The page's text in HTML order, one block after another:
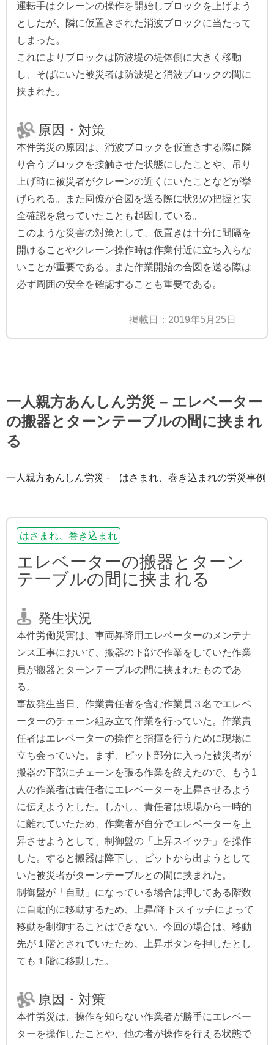
運転手はクレーンの操作を開始しブロックを上げよう
としたが、隣に仮置きされた消波ブロックに当たって
しまった。
これによりブロックは防波堤の堤体側に大きく移動
し、そばにいた被災者は防波堤と消波ブロックの間に
挟まれた。
原因・対策
本件労災の原因は、消波ブロックを仮置きする際に隣
り合うブロックを接触させた状態にしたことや、吊り
上げ時に被災者がクレーンの近くにいたことなどが挙
げられる。また同僚が合図を送る際に状況の把握と安
全確認を怠っていたことも起因している。
このような災害の対策として、仮置きは十分に間隔を
開けることやクレーン操作時は作業付近に立ち入らな
いことが重要である。また作業開始の合図を送る際は
必ず周囲の安全を確認することも重要である。
掲載日：2019年5月25日
一人親方あんしん労災 – エレベーター
の搬器とターンテーブルの間に挟まれ
る
一人親方あんしん労災 - はさまれ、巻き込まれの労災事例
はさまれ、巻き込まれ
エレベーターの搬器とターン
テーブルの間に挟まれる
発生状況
本件労働災害は、車両昇降用エレベーターのメンテナ
ンス工事において、搬器の下部で作業をしていた作業
員が搬器とターンテーブルの間に挟まれたものであ
る。
事故発生当日、作業責任者を含む作業員３名でエレベ
ーターのチェーン組み立て作業を行っていた。作業責
任者はエレベーターの操作と指揮を行うために現場に
立ち会っていた。まず、ピット部分に入った被災者が
搬器の下部にチェーンを張る作業を終えたので、もう1
人の作業者は責任者にエレベーターを上昇させるよう
に伝えようとした。しかし、責任者は現場から一時的
に離れていたため、作業者が自分でエレベーターを上
昇させようとして、制御盤の「上昇スイッチ」を操作
した。すると搬器は降下し、ピットから出ようとして
いた被災者がターンテーブルとの間に挟まれた。
制御盤が「自動」になっている場合は押してある階数
に自動的に移動するため、上昇/降下スイッチによって
移動を制御することはできない。今回の場合は、移動
先が１階とされていたため、上昇ボタンを押したとし
ても１階に移動した。
原因・対策
本件労災は、操作を知らない作業者が勝手にエレベー
ターを操作したことや、他の者が操作を行える状態で